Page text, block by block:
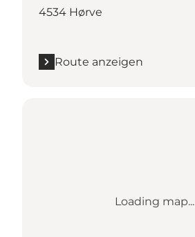
4534 Hørve
Route anzeigen
Loading map...